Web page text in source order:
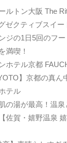
ルトン大阪 The
ゼクティブスイー
ジの1日5回のフ
満喫！
ホテル京都
】京都の真ん
テル
の湯が最高！温
佐賀・嬉野温泉